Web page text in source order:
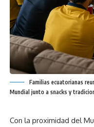
Familias ecuatorianas
Mundial junto a snacks y
Con la proximidad del